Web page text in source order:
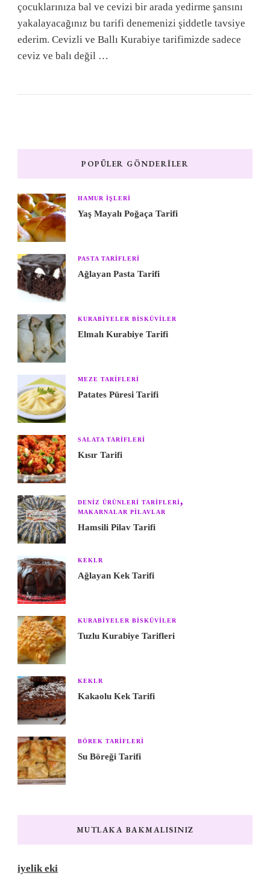
çocuklarınıza bal ve cevizi bir arada yedirme şansını
yakalayacağınız bu tarifi denemenizi şiddetle tavsiye
ederim. Cevizli ve Ballı Kurabiye tarifimizde sadece
ceviz ve balı değil …
POPÜLER GÖNDERILER
HAMUR IŞLERI
Yaş Mayalı Poğaça Tarifi
PASTA TARIFLERI
Ağlayan Pasta Tarifi
KURABIYELER BISKÜVILER
Elmalı Kurabiye Tarifi
MEZE TARIFLERI
Patates Püresi Tarifi
SALATA TARIFLERI
Kısır Tarifi
DENIZ ÜRÜNLERI TARIFLERI
MAKARNALAR PILAVLAR
Hamsili Pilav Tarifi
KEKLR
Ağlayan Kek Tarifi
KURABIYELER BISKÜVILER
Tuzlu Kurabiye Tarifleri
KEKLR
Kakaolu Kek Tarifi
BÖREK TARIFLERI
Su Böreği Tarifi
MUTLAKA BAKMALISINIZ
iyelik eki